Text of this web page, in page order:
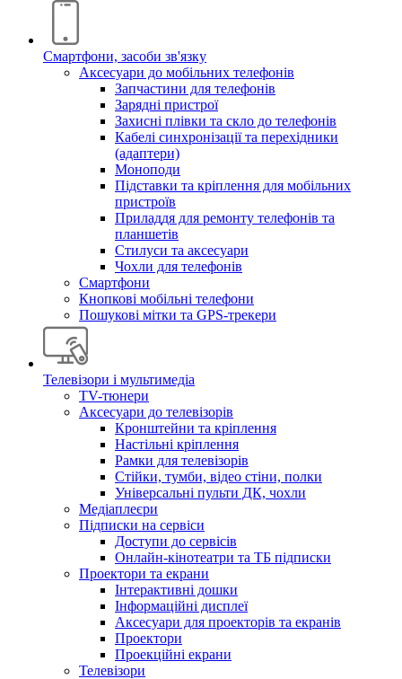
Смартфони, засоби зв'язку
Аксесуари до мобільних телефонів
Запчастини для телефонів
Зарядні пристрої
Захисні плівки та скло до телефонів
Кабелі синхронізації та перехідники
(адаптери)
Моноподи
Підставки та кріплення для мобільних
пристроїв
Приладдя для ремонту телефонів та
планшетів
Стилуси та аксесуари
Чохли для телефонів
Смартфони
Кнопкові мобільні телефони
Пошукові мітки та GPS-трекери
Телевізори і мультимедіа
TV-тюнери
Аксесуари до телевізорів
Кронштейни та кріплення
Настільні кріплення
Рамки для телевізорів
Стійки, тумби, відео стіни, полки
Універсальні пульти ДК, чохли
Медіаплеєри
Підписки на сервіси
Доступи до сервісів
Онлайн-кінотеатри та ТБ підписки
Проектори та екрани
Інтерактивні дошки
Інформаційні дисплеї
Аксесуари для проекторів та екранів
Проектори
Проекційні екрани
Телевізори